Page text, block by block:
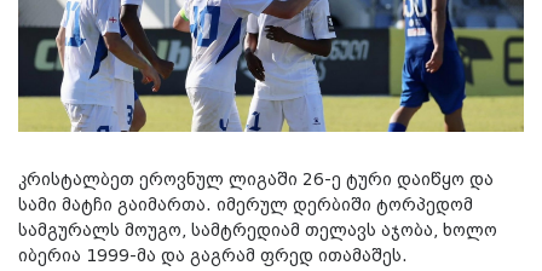
კრისტალბეთ ეროვნულ ლიგაში 26-ე ტური დაიწყო და
სამი მატჩი გაიმართა. იმერულ დერბიში ტორპედომ
სამგურალს მოუგო, სამტრედიამ თელავს აჯობა, ხოლო
იბერია 1999-მა და გაგრამ ფრედ ითამაშეს.